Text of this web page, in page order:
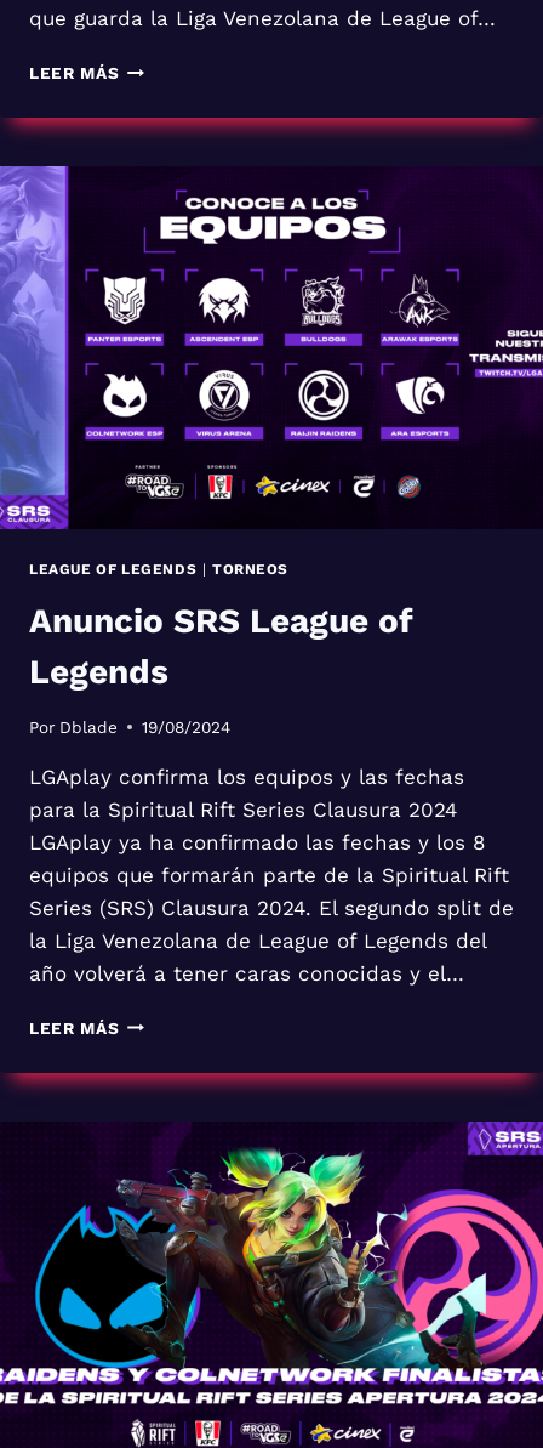
que guarda la Liga Venezolana de League of…
LEER MÁSFASE
DE
LEAGUE OF LEGENDS | TORNEOS
Anuncio SRS League of
Legends
Por Dblade 19/08/2024
LGAplay confirma los equipos y las fechas
para la Spiritual Rift Series Clausura 2024
LGAplay ya ha confirmado las fechas y los 8
equipos que formarán parte de la Spiritual Rift
Series (SRS) Clausura 2024. El segundo split de
la Liga Venezolana de League of Legends del
año volverá a tener caras conocidas y el…
LEER MÁSANUNCIO
LEAGUE
LEGENDS